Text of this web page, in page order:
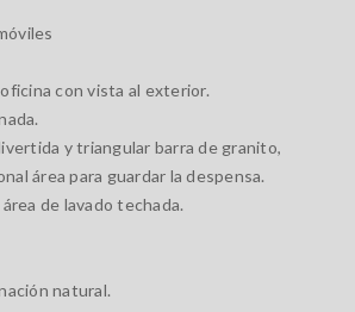
con vista al exterior.
y triangular barra de granito,
área para guardar la despensa.
de lavado techada.
natural.